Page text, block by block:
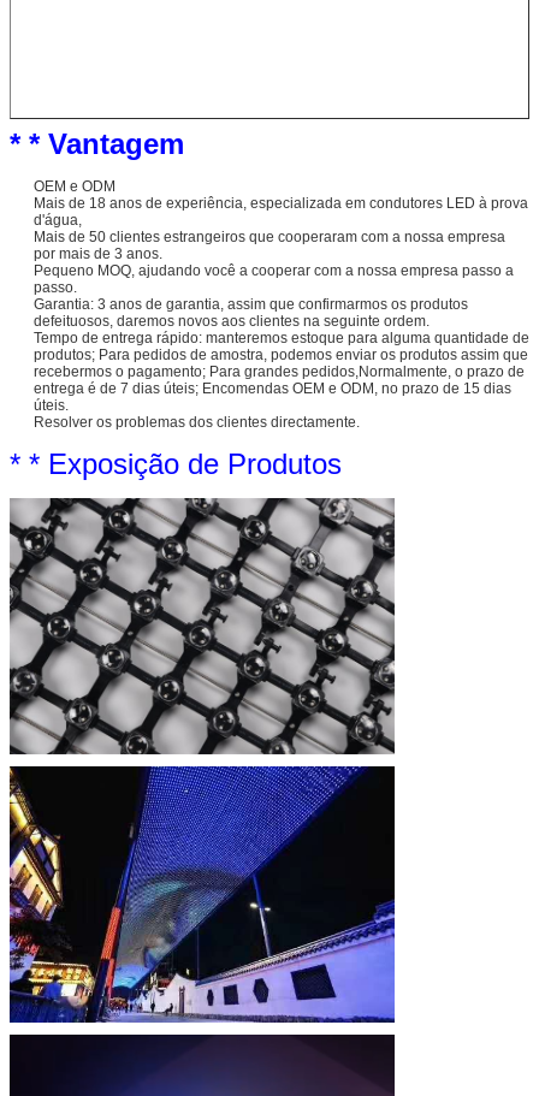
* * Vantagem
OEM e ODM
Mais de 18 anos de experiência, especializada em condutores LED à prova
d'água,
Mais de 50 clientes estrangeiros que cooperaram com a nossa empresa
por mais de 3 anos.
Pequeno MOQ, ajudando você a cooperar com a nossa empresa passo a
passo.
Garantia: 3 anos de garantia, assim que confirmarmos os produtos
defeituosos, daremos novos aos clientes na seguinte ordem.
Tempo de entrega rápido: manteremos estoque para alguma quantidade de
produtos; Para pedidos de amostra, podemos enviar os produtos assim que
recebermos o pagamento; Para grandes pedidos,Normalmente, o prazo de
entrega é de 7 dias úteis; Encomendas OEM e ODM, no prazo de 15 dias
úteis.
Resolver os problemas dos clientes directamente.
* * Exposição de Produtos